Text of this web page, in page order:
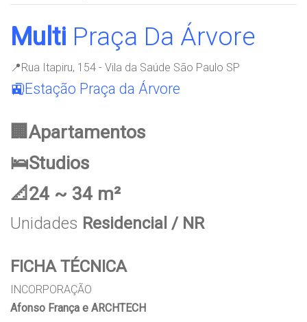
Multi Praça Da Árvore
📍Rua Itapiru, 154 - Vila da Saúde São Paulo SP
🚉Estação Praça da Árvore
🏢Apartamentos
🛌Studios
📐24 ~ 34 m²
Unidades Residencial / NR
FICHA TÉCNICA
INCORPORAÇÃO
Afonso França e ARCHTECH